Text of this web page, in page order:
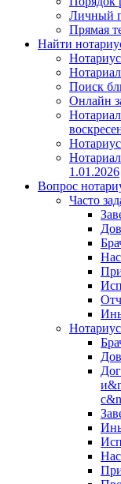
Личный
Прямая
Найти
Поиск
Онлайн
1.01.2026
Вопрос
Часто